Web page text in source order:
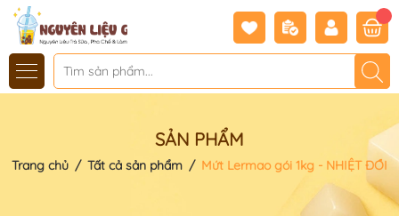
SẢN PHẨM
Trang chủ / Tất cả sản phẩm / Mứt Lermao gói 1kg - NHIỆT ĐỚI